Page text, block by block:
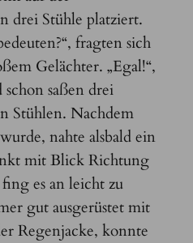
drei Stühle platziert.
fragten sich
Gelächter. „Egal!“,
saßen drei
Stühlen. Nachdem
nahte alsbald ein
mit Blick Richtung
es an leicht zu
gut ausgerüstet mit
Regenjacke, konnte